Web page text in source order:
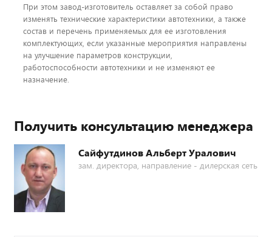
При этом завод-изготовитель оставляет за собой право
изменять технические характеристики автотехники, а также
состав и перечень применяемых для ее изготовления
комплектующих, если указанные мероприятия направлены
на улучшение параметров конструкции,
работоспособности автотехники и не изменяют ее
назначение.
Получить консультацию менеджера
Сайфутдинов Альберт Уралович
зам. директора, направление - дилерская сеть